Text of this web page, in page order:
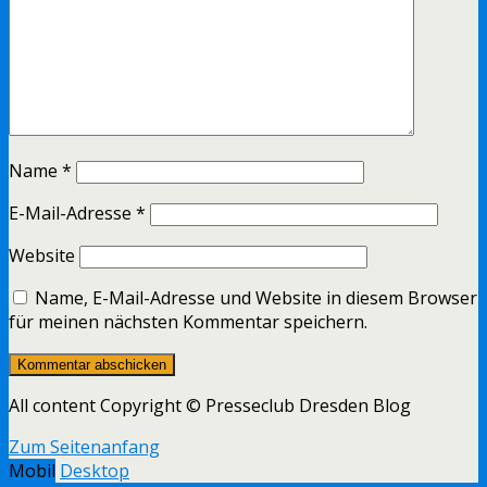
Name *
E-Mail-Adresse *
Website
Name, E-Mail-Adresse und Website in diesem Browser
für meinen nächsten Kommentar speichern.
All content Copyright © Presseclub Dresden Blog
Zum Seitenanfang
Mobil Desktop